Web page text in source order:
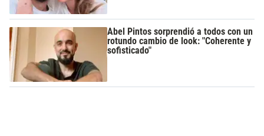
Abel Pintos sorprendió a todos con un
rotundo cambio de look: "Coherente y
sofisticado"